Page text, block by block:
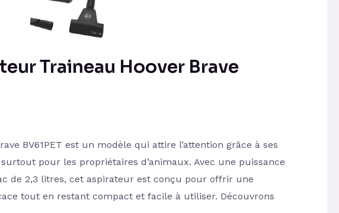
Traineau Hoover Brave
BV61PET est un modèle qui attire l’attention grâce à ses
pour les propriétaires d’animaux. Avec une puissance
de 2,3 litres, cet aspirateur est conçu pour offrir une
tout en restant compact et facile à utiliser. Découvrons